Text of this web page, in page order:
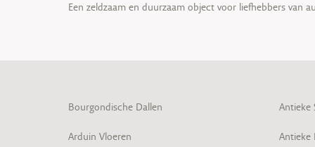
Een zeldzaam en duurzaam object voor liefhebbers van
Bourgondische Dallen
Arduin Vloeren
Antieke
Antieke